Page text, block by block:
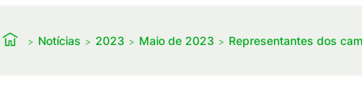
Notícias 2023 Maio de 2023 Representantes dos